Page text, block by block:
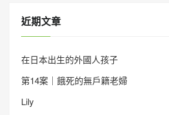
近期文章
在日本出生的外國人孩子
第14案｜餓死的無戶籍老婦
Lily